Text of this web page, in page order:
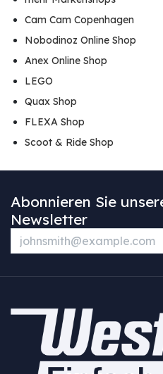
Cam Cam Copenhagen
Nobodinoz Online Shop
Anex Online Shop
LEGO
Quax Shop
FLEXA Shop
Scoot & Ride Shop
Abonnieren Sie
Newsletter